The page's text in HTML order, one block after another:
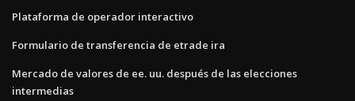
Plataforma de operador interactivo
Formulario de transferencia de etrade ira
Mercado de valores de ee. uu. después de las elecciones
intermedias